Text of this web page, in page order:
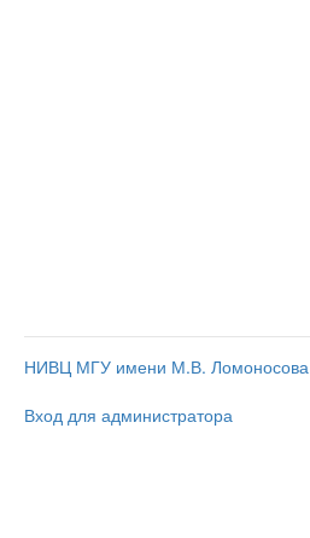
НИВЦ МГУ имени М.В. Ломоносова
Вход для администратора